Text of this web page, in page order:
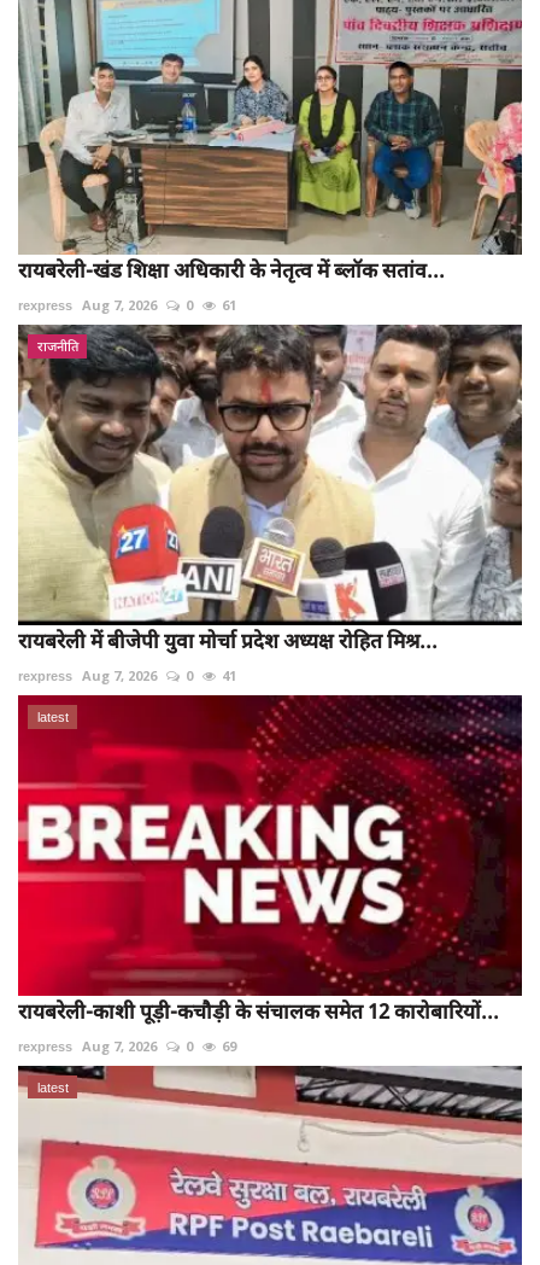
रायबरेली-खंड शिक्षा अधिकारी के नेतृत्व में ब्लॉक सतांव...
rexpress Aug 7, 2026 0 61
राजनीति
रायबरेली में बीजेपी युवा मोर्चा प्रदेश अध्यक्ष रोहित मिश्र...
rexpress Aug 7, 2026 0 41
latest
रायबरेली-काशी पूड़ी-कचौड़ी के संचालक समेत 12 कारोबारियों...
rexpress Aug 7, 2026 0 69
latest